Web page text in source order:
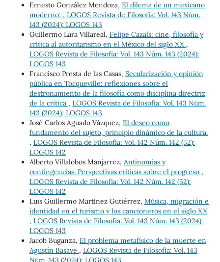
Ernesto González Mendoza, El dilema de un mexicano
moderno: , LOGOS Revista de Filosofía: Vol. 143 Núm.
143 (2024): LOGOS 143
Guillermo Lara Villareal, Felipe Cazals: cine, filosofía y
crítica al autoritarismo en el México del siglo XX ,
LOGOS Revista de Filosofía: Vol. 143 Núm. 143 (2024):
LOGOS 143
Francisco Presta de las Casas, Secularización y opinión
pública en Tocqueville: reflexiones sobre el
destronamiento de la filosofía como disciplina directriz
de la crítica , LOGOS Revista de Filosofía: Vol. 143 Núm.
143 (2024): LOGOS 143
José Carlos Aguado Vázquez, El deseo como
fundamento del sujeto, principio dinámico de la cultura.
, LOGOS Revista de Filosofía: Vol. 142 Núm. 142 (52):
LOGOS 142
Alberto Villalobos Manjarrez, Antinomias y
contingencias. Perspectivas críticas sobre el progreso ,
LOGOS Revista de Filosofía: Vol. 142 Núm. 142 (52):
LOGOS 142
Luis Guillermo Martínez Gutiérrez, Música, migración e
identidad en el turismo y los cancioneros en el siglo XX
, LOGOS Revista de Filosofía: Vol. 143 Núm. 143 (2024):
LOGOS 143
Jacob Buganza, El problema metafísico de la muerte en
Agustín Basave , LOGOS Revista de Filosofía: Vol. 143
Núm. 143 (2024): LOGOS 143